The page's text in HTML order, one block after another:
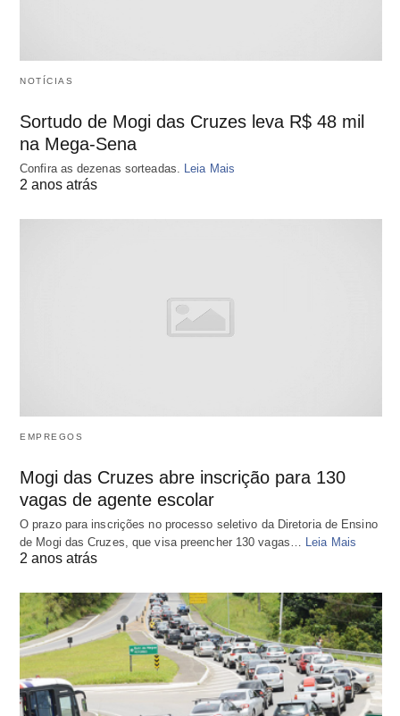
NOTÍCIAS
Sortudo de Mogi das Cruzes leva R$ 48 mil
na Mega-Sena
Confira as dezenas sorteadas. Leia Mais
2 anos atrás
EMPREGOS
Mogi das Cruzes abre inscrição para 130
vagas de agente escolar
O prazo para inscrições no processo seletivo da Diretoria de Ensino
de Mogi das Cruzes, que visa preencher 130 vagas… Leia Mais
2 anos atrás